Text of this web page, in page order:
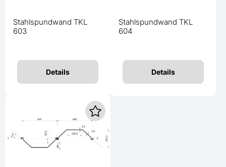
Stahlspundwand TKL
603
Details
Stahlspundwand TKL
604
Details